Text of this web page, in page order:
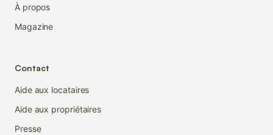
À propos
Magazine
Contact
Aide aux locataires
Aide aux propriétaires
Presse